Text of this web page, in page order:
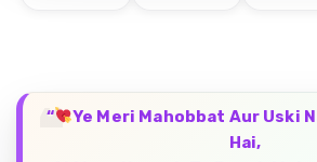
“
Ye Meri Mahobbat Aur Uski
Hai,